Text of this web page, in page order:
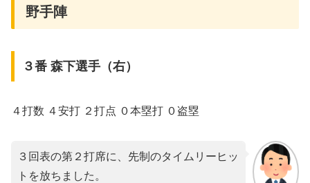
野手陣
３番 森下選手（右）
４打数 ４安打 ２打点 ０本塁打 ０盗塁
３回表の第２打席に、先制のタイムリーヒッ
トを放ちました。